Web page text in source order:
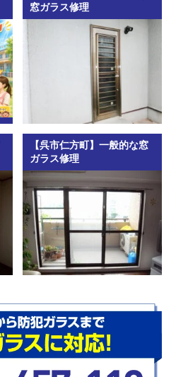
窓ガラス修理
【呉市仁方町】一般的な窓
ガラス修理